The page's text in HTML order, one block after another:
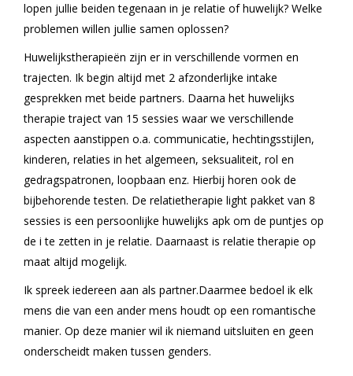
lopen jullie beiden tegenaan in je relatie of huwelijk? Welke
problemen willen jullie samen oplossen?
Huwelijkstherapieën zijn er in verschillende vormen en
trajecten. Ik begin altijd met 2 afzonderlijke intake
gesprekken met beide partners. Daarna het huwelijks
therapie traject van 15 sessies waar we verschillende
aspecten aanstippen o.a. communicatie, hechtingsstijlen,
kinderen, relaties in het algemeen, seksualiteit, rol en
gedragspatronen, loopbaan enz. Hierbij horen ook de
bijbehorende testen. De relatietherapie light pakket van 8
sessies is een persoonlijke huwelijks apk om de puntjes op
de i te zetten in je relatie. Daarnaast is relatie therapie op
maat altijd mogelijk.
Ik spreek iedereen aan als partner.Daarmee bedoel ik elk
mens die van een ander mens houdt op een romantische
manier. Op deze manier wil ik niemand uitsluiten en geen
onderscheidt maken tussen genders.